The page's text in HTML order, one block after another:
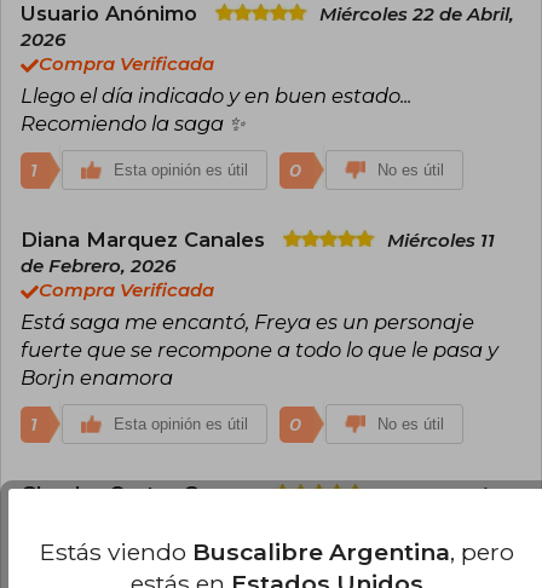
Usuario Anónimo
Miércoles 22 de Abril,
2026
Compra Verificada
Llego el día indicado y en buen estado...
Recomiendo la saga ✨
1 Esta opinión es útil 0 No es útil
Diana Marquez Canales
Miércoles 11
de Febrero, 2026
Compra Verificada
Está saga me encantó, Freya es un personaje
fuerte que se recompone a todo lo que le pasa y
Borjn enamora
1 Esta opinión es útil 0 No es útil
Gleydys Castro Gomez
Martes 06 de
Compra Verificada
La mejor edición especial que he comprado en
Estás viendo Buscalibre Argentina, pero